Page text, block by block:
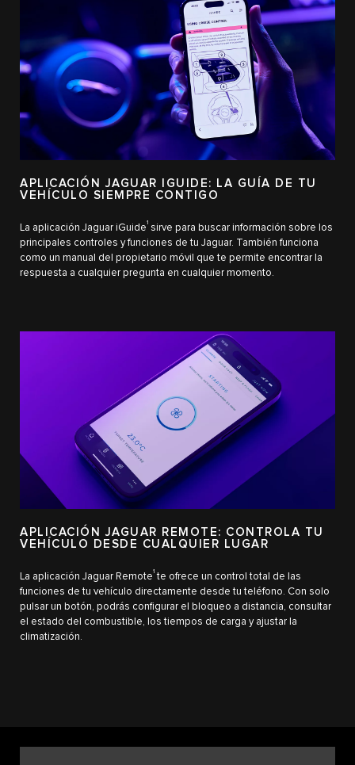
APLICACIÓN JAGUAR IGUIDE: LA GUÍA DE TU
VEHÍCULO SIEMPRE CONTIGO
La aplicación Jaguar iGuide1 sirve para buscar información sobre los
principales controles y funciones de tu Jaguar. También funciona
como un manual del propietario móvil que te permite encontrar la
respuesta a cualquier pregunta en cualquier momento.
APLICACIÓN JAGUAR REMOTE: CONTROLA TU
VEHÍCULO DESDE CUALQUIER LUGAR
La aplicación Jaguar Remote1 te ofrece un control total de las
funciones de tu vehículo directamente desde tu teléfono. Con solo
pulsar un botón, podrás configurar el bloqueo a distancia, consultar
el estado del combustible, los tiempos de carga y ajustar la
climatización.